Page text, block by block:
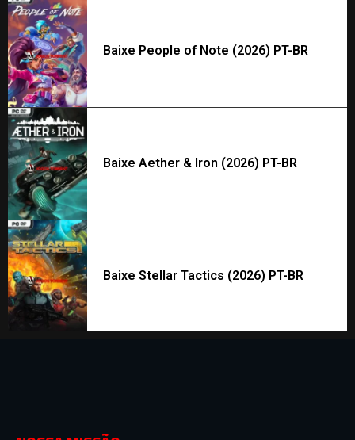
Baixe People of Note (2026) PT-BR
Baixe Aether & Iron (2026) PT-BR
Baixe Stellar Tactics (2026) PT-BR